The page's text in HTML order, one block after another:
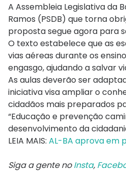
A Assembleia Legislativa da
Ramos (PSDB) que torna
proposta segue agora para
O texto estabelece que as
vias aéreas durante os
engasgo, ajudando a salvar
As aulas deverão ser
iniciativa visa ampliar o
cidadãos mais preparados
“Educação e prevenção
desenvolvimento da
LEIA MAIS: AL-BA aprova em
Siga a gente noInsta,